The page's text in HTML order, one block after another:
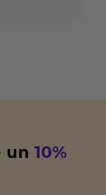
un10%